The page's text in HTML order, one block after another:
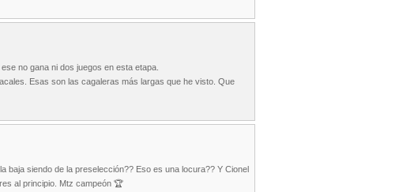
no gana ni dos juegos en esta etapa.
Esas son las cagaleras más largas que he visto. Que
baja siendo de la preselección?? Eso es una locura?? Y Cionel
al principio. Mtz campeón 🏆